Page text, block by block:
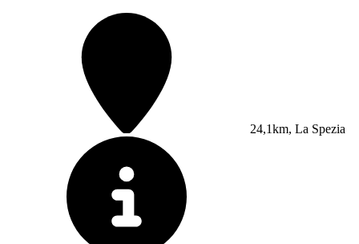
24,1km, La Spezia